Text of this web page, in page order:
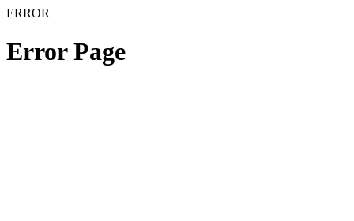
ERROR
Error Page